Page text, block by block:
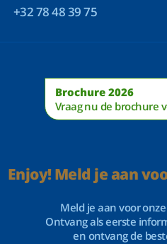
+32 78 48 39 75
Brochure 2026
Vraag nu de brochure
Enjoy! Meld je aan
Meld je aan voor
Ontvang als eerste
en ontvang de